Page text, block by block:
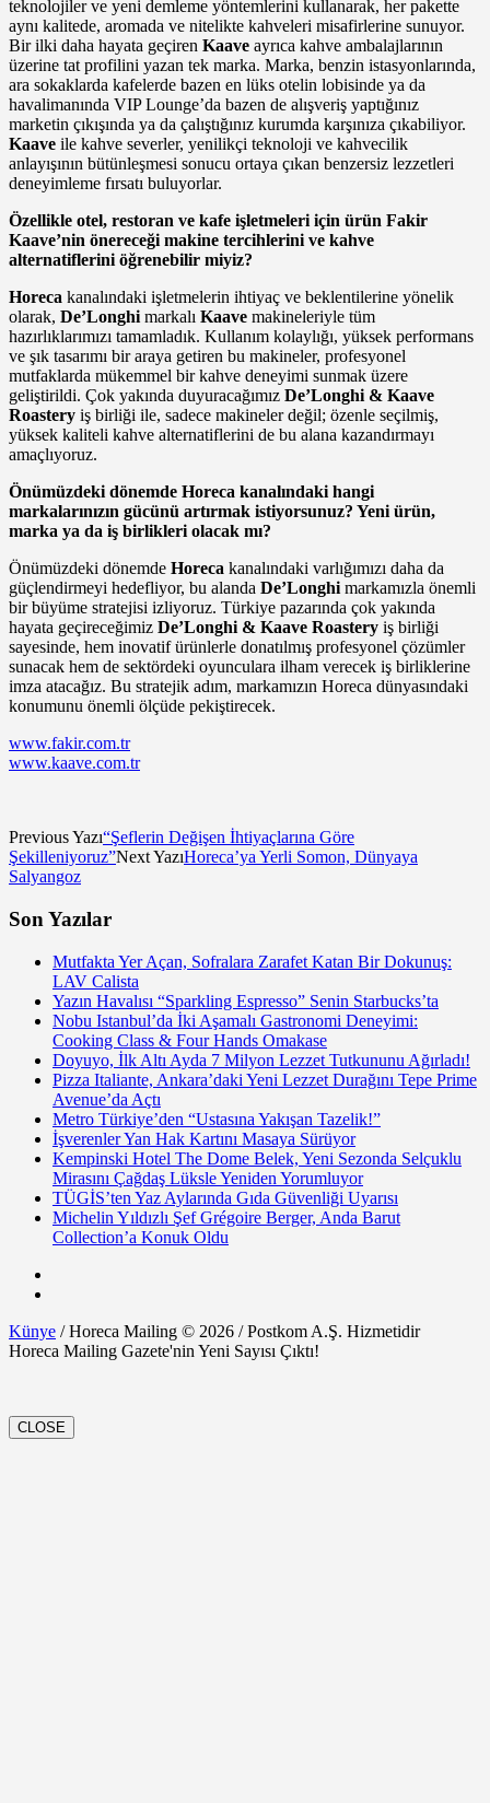
teknolojiler ve yeni demleme yöntemlerini kullanarak, her pakette
aynı kalitede, aromada ve nitelikte kahveleri misafirlerine sunuyor.
Bir ilki daha hayata geçiren Kaave ayrıca kahve ambalajlarının
üzerine tat profilini yazan tek marka. Marka, benzin istasyonlarında,
ara sokaklarda kafelerde bazen en lüks otelin lobisinde ya da
havalimanında VIP Lounge’da bazen de alışveriş yaptığınız
marketin çıkışında ya da çalıştığınız kurumda karşınıza çıkabiliyor.
Kaave ile kahve severler, yenilikçi teknoloji ve kahvecilik
anlayışının bütünleşmesi sonucu ortaya çıkan benzersiz lezzetleri
deneyimleme fırsatı buluyorlar.
Özellikle otel, restoran ve kafe işletmeleri için ürün Fakir
Kaave’nin önereceği makine tercihlerini ve kahve
alternatiflerini öğrenebilir miyiz?
Horeca kanalındaki işletmelerin ihtiyaç ve beklentilerine yönelik
olarak, De’Longhi markalı Kaave makineleriyle tüm
hazırlıklarımızı tamamladık. Kullanım kolaylığı, yüksek performans
ve şık tasarımı bir araya getiren bu makineler, profesyonel
mutfaklarda mükemmel bir kahve deneyimi sunmak üzere
geliştirildi. Çok yakında duyuracağımız De’Longhi & Kaave
Roastery iş birliği ile, sadece makineler değil; özenle seçilmiş,
yüksek kaliteli kahve alternatiflerini de bu alana kazandırmayı
amaçlıyoruz.
Önümüzdeki dönemde Horeca kanalındaki hangi
markalarınızın gücünü artırmak istiyorsunuz? Yeni ürün,
marka ya da iş birlikleri olacak mı?
Önümüzdeki dönemde Horeca kanalındaki varlığımızı daha da
güçlendirmeyi hedefliyor, bu alanda De’Longhi markamızla önemli
bir büyüme stratejisi izliyoruz. Türkiye pazarında çok yakında
hayata geçireceğimiz De’Longhi & Kaave Roastery iş birliği
sayesinde, hem inovatif ürünlerle donatılmış profesyonel çözümler
sunacak hem de sektördeki oyunculara ilham verecek iş birliklerine
imza atacağız. Bu stratejik adım, markamızın Horeca dünyasındaki
konumunu önemli ölçüde pekiştirecek.
www.fakir.com.tr
www.kaave.com.tr
Previous Yazı“Şeflerin Değişen İhtiyaçlarına Göre
Şekilleniyoruz”Next YazıHoreca’ya Yerli Somon, Dünyaya
Salyangoz
Son Yazılar
Mutfakta Yer Açan, Sofralara Zarafet Katan Bir Dokunuş:
LAV Calista
Yazın Havalısı “Sparkling Espresso” Senin Starbucks’ta
Nobu Istanbul’da İki Aşamalı Gastronomi Deneyimi:
Cooking Class & Four Hands Omakase
Doyuyo, İlk Altı Ayda 7 Milyon Lezzet Tutkununu Ağırladı!
Pizza Italiante, Ankara’daki Yeni Lezzet Durağını Tepe Prime
Avenue’da Açtı
Metro Türkiye’den “Ustasına Yakışan Tazelik!”
İşverenler Yan Hak Kartını Masaya Sürüyor
Kempinski Hotel The Dome Belek, Yeni Sezonda Selçuklu
Mirasını Çağdaş Lüksle Yeniden Yorumluyor
TÜGİS’ten Yaz Aylarında Gıda Güvenliği Uyarısı
Michelin Yıldızlı Şef Grégoire Berger, Anda Barut
Collection’a Konuk Oldu
Künye / Horeca Mailing © 2026 / Postkom A.Ş. Hizmetidir
Horeca Mailing Gazete'nin Yeni Sayısı Çıktı!
CLOSE